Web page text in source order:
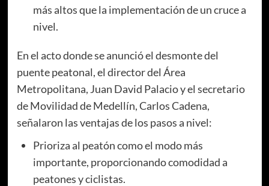
más altos que la implementación de un cruce a
nivel.
En el acto donde se anunció el desmonte del
puente peatonal, el director del Área
Metropolitana, Juan David Palacio y el secretario
de Movilidad de Medellín, Carlos Cadena,
señalaron las ventajas de los pasos a nivel:
Prioriza al peatón como el modo más
importante, proporcionando comodidad a
peatones y ciclistas.